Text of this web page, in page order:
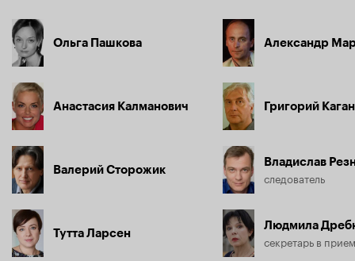
Ольга Пашкова
Анастасия Калманович
Валерий Сторожик
Тутта Ларсен
Александр
Григорий
Владислав
следователь
Людмила